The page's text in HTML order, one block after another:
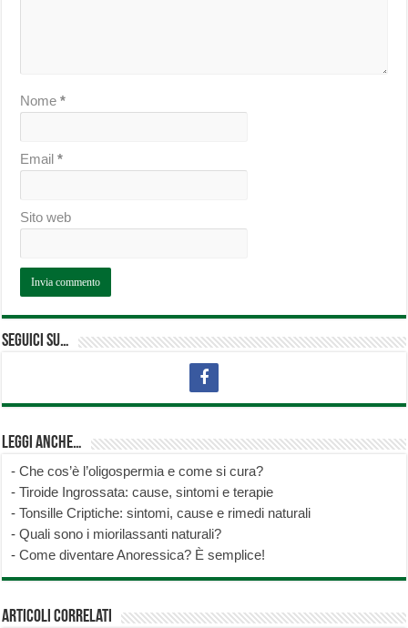
Nome*
Email*
Sito web
Seguici su…
Leggi anche…
-Che cos’è l’oligospermia e come si cura?
-Tiroide Ingrossata: cause, sintomi e terapie
-Tonsille Criptiche: sintomi, cause e rimedi naturali
-Quali sono i miorilassanti naturali?
-Come diventare Anoressica? È semplice!
Articoli correlati